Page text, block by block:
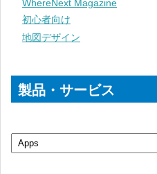
WhereNext Magazine
初心者向け
地図デザイン
製品・サービス